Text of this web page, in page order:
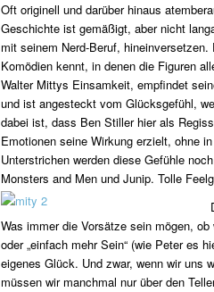
Oft originell und darüber hinaus
Geschichte ist gemäßigt, aber nicht
mit seinem Nerd-Beruf,
Komödien kennt, in denen die Figuren
Walter Mittys Einsamkeit, empfindet
und ist angesteckt vom Glücksgefühl,
dabei ist, dass Ben Stiller hier als
Emotionen seine Wirkung erzielt, ohne
Unterstrichen werden diese Gefühle
Monsters and Men und Junip. Tolle
Was immer die Vorsätze sein mögen,
oder „einfach mehr Sein“ (wie Peter es
eigenes Glück. Und zwar, wenn wir uns
müssen wir manchmal nur über den